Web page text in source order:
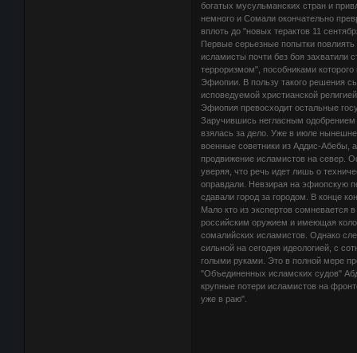
богатых мусульманских стран и
немного и Сомали окончательно
вплоть до "новых терактов 11
Первые серьезные попытки
исламисты почти без боя захватили
терроризмом", пособниками
Эфиопии. В пользу такого решения
исповедуемой христианской
Эфиопия превосходит остальные
Заручившись негласным
взялась за дело. Уже в июле
военные советники из Аддис-Абебы,
продвижение исламистов на север.
уверяя, что речь идет лишь о
оправдали. Невзирая на эфиопскую
сдавали город за городом. В конце
Мало кто из экспертов сомневается
российским оружием и имеющая
сомалийских исламистов. Однако
сильной на сегодня идеологией, с
голыми руками. Это в полной мере
"Объединенных исламских судов"
крупные потери исламистов на
уже в раю".